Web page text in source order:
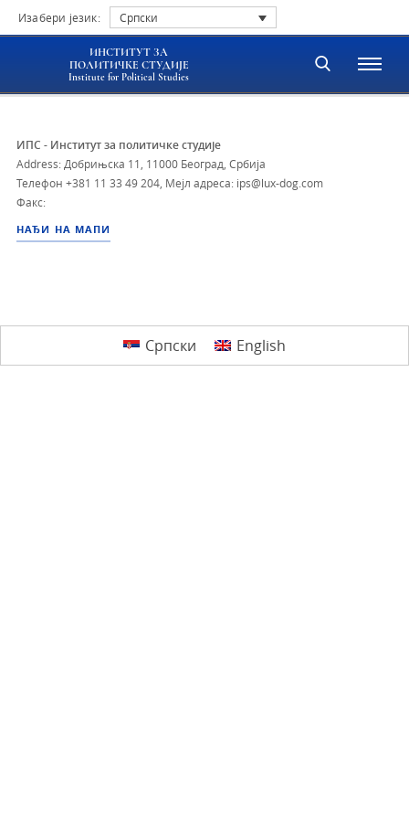
Изабери језик: Српски
ИНСТИТУТ ЗА
ПОЛИТИЧКЕ СТУДИЈЕ
Institute for Political Studies
ИПС - Институт за политичке студије
Address: Добрињска 11, 11000 Београд, Србија
Телефон +381 11 33 49 204 Мејл адреса: ips@lux-dog.com
Факс:
НАЂИ НА МАПИ
Српски English